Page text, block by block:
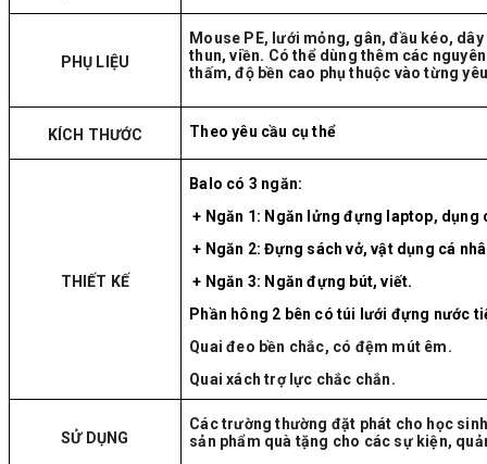
PHỤ LIỆU
Mouse PE, lưới mỏng, gân, đầu kéo,
thun, viền. Có thể dùng thêm các
thấm, độ bền cao phụ thuộc vào từng
KÍCH THƯỚC Theo yêu cầu cụ thể
THIẾT KẾ
Balo có 3 ngăn:
+ Ngăn 1: Ngăn lửng đựng laptop, dụng
+ Ngăn 2: Đựng sách vở, vật dụng cá
+ Ngăn 3: Ngăn đựng bút, viết.
Phần hông 2 bên có túi lưới đựng nước
Quai đeo bền chắc, có đệm mút êm.
Quai xách trợ lực chắc chắn.
SỬ DỤNG
Các trường thường đặt phát cho học
sản phẩm quà tặng cho các sự kiện,